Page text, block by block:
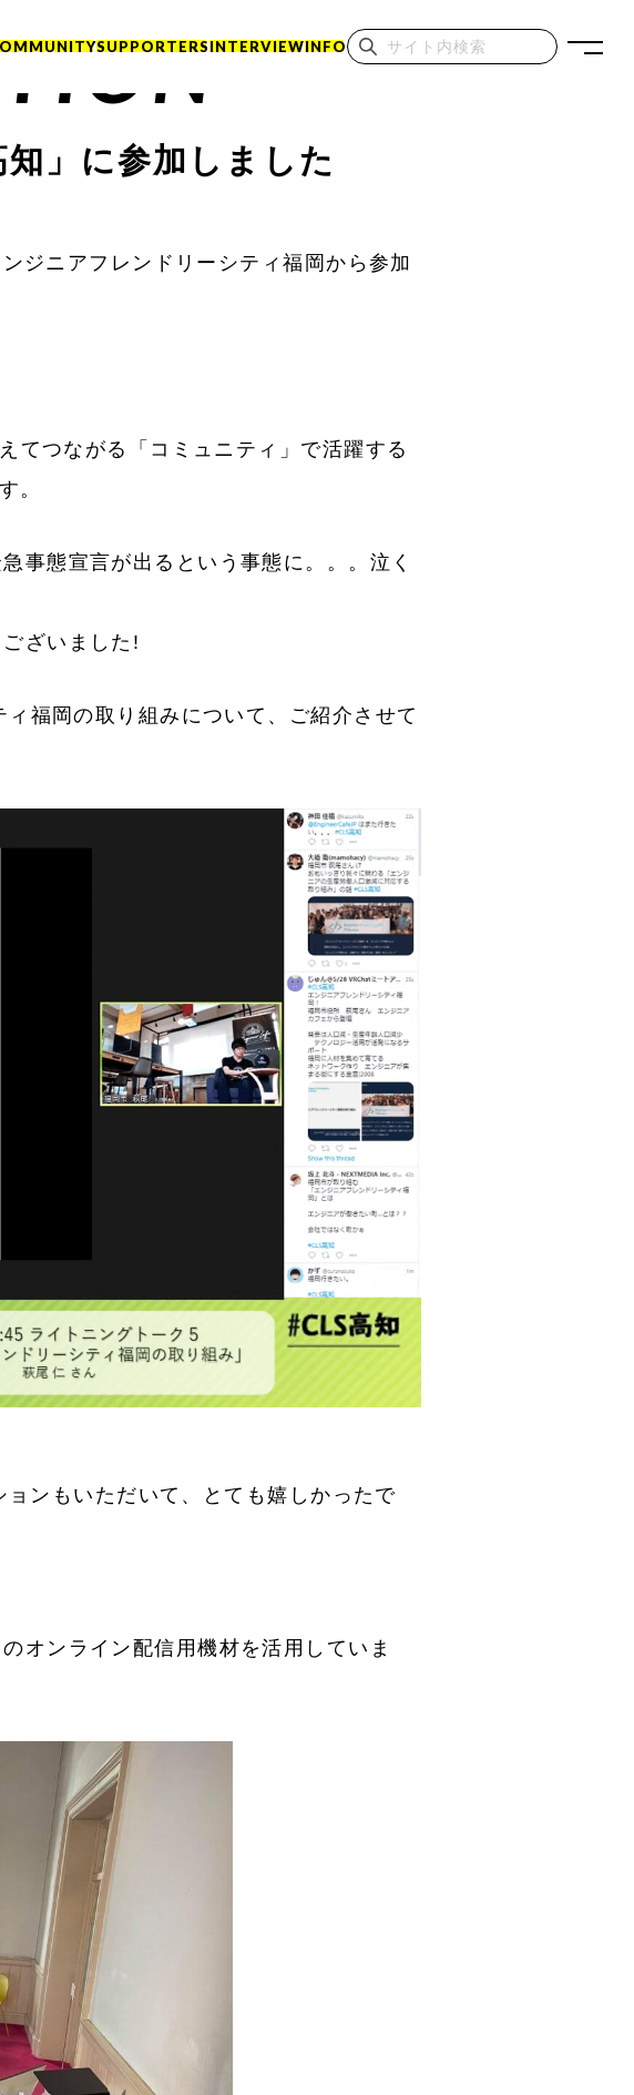
SUPPORTERSINTERVIEWINFO
」に参加しました
ジニアフレンドリーシティ福岡から参加
てつながる「コミュニティ」で活躍する
。
事態宣言が出るという事態に。。。泣く
ざいました!
福岡の取り組みについて、ご紹介させて
ンもいただいて、とても嬉しかったで
オンライン配信用機材を活用していま